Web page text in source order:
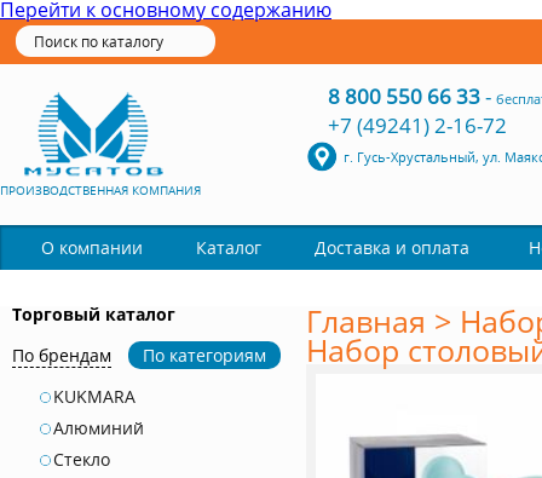
Перейти к основному содержанию
ПРОИЗВОДСТВЕННАЯ КОМПАНИЯ
8 800 550 66 33-
+7 (49241) 2-16-72
г. Гусь-Хрустальный, ул.
О компании Каталог Доставка и оплата
Торговый каталог
По брендам
По категориям
KUKMARA
Алюминий
Стекло
Главная >
Набор